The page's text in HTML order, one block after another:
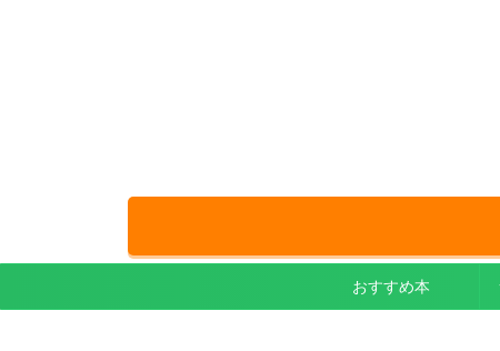
おすすめ本